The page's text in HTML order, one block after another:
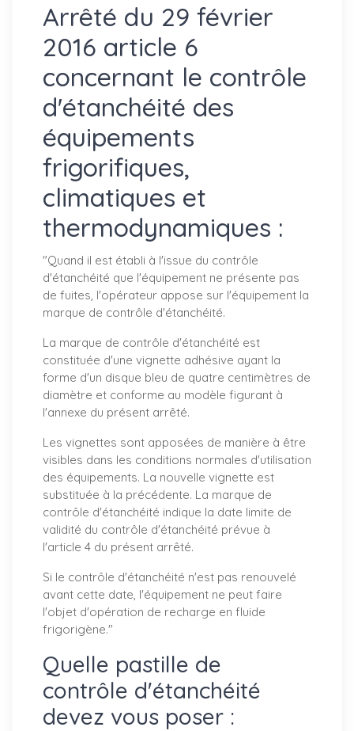
Arrêté du 29 février
2016 article 6
concernant le contrôle
d'étanchéité des
équipements
frigorifiques,
climatiques et
thermodynamiques :
"Quand il est établi à l'issue du contrôle
d'étanchéité que l'équipement ne présente pas
de fuites, l'opérateur appose sur l'équipement la
marque de contrôle d'étanchéité.
La marque de contrôle d'étanchéité est
constituée d'une vignette adhésive ayant la
forme d'un disque bleu de quatre centimètres de
diamètre et conforme au modèle figurant à
l'annexe du présent arrêté.
Les vignettes sont apposées de manière à être
visibles dans les conditions normales d'utilisation
des équipements. La nouvelle vignette est
substituée à la précédente. La marque de
contrôle d'étanchéité indique la date limite de
validité du contrôle d'étanchéité prévue à
l'article 4 du présent arrêté.
Si le contrôle d'étanchéité n'est pas renouvelé
avant cette date, l'équipement ne peut faire
l'objet d'opération de recharge en fluide
frigorigène."
Quelle pastille de
contrôle d'étanchéité
devez vous poser :